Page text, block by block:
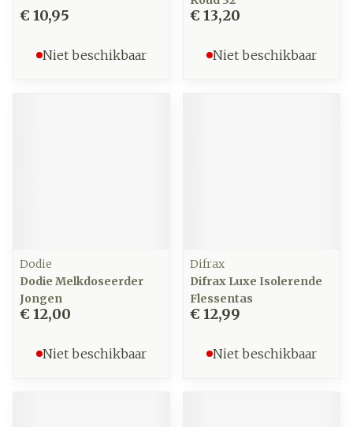
€ 10,95
Niet beschikbaar
€ 13,20
Niet beschikbaar
Dodie
Dodie Melkdoseerder
Jongen
€ 12,00
Niet beschikbaar
Difrax
Difrax Luxe Isolerende
Flessentas
€ 12,99
Niet beschikbaar